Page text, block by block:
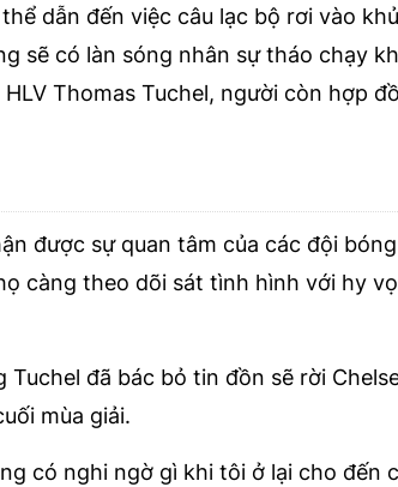
dẫn đến việc câu lạc bộ rơi vào
sẽ có làn sóng nhân sự tháo chạy
Thomas Tuchel, người còn hợp
được sự quan tâm của các đội
càng theo dõi sát tình hình với hy
đã bác bỏ tin đồn sẽ rời
mùa giải.
có nghi ngờ gì khi tôi ở lại cho đến